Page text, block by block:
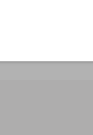
equipped